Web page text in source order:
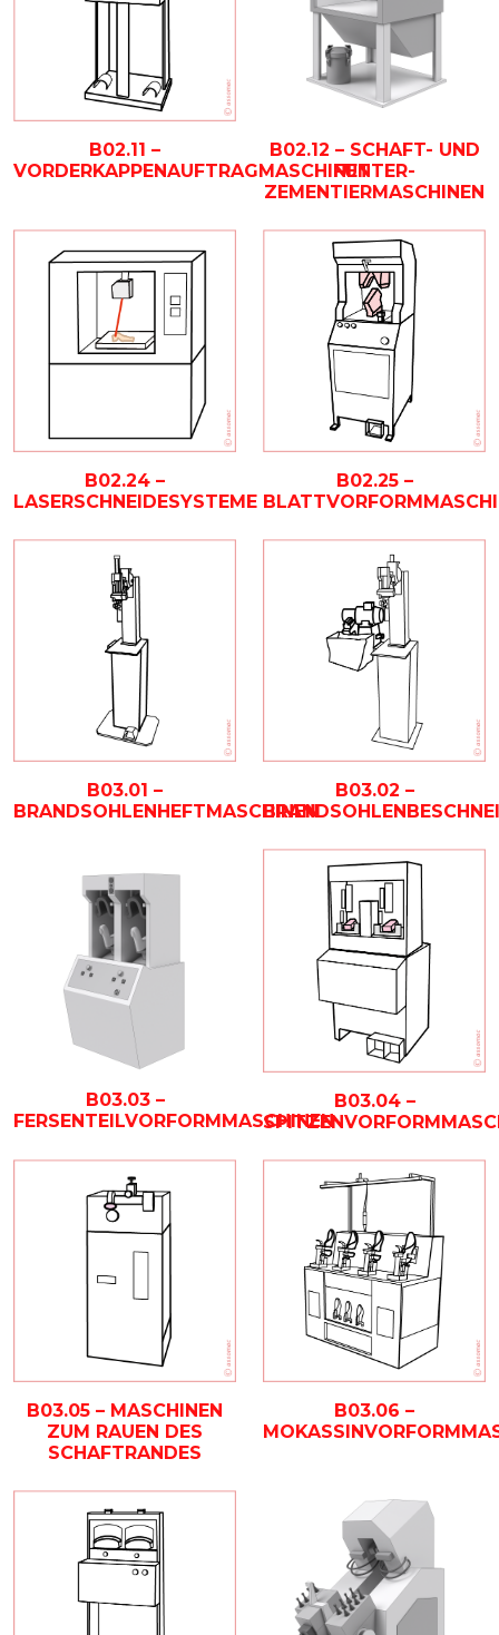
B02.11 –
VORDERKAPPENAUFTRAGMASCHINEN
B02.12 – SCHAFT- UND
FUTTER-
ZEMENTIERMASCHINEN
B02.24 –
LASERSCHNEIDESYSTEME
B02.25 –
B03.01 –
BRANDSOHLENHEFTMASCHINEN
B03.02 –
B03.03 –
FERSENTEILVORFORMMASCHINEN
B03.04 –
B03.05 – MASCHINEN
ZUM RAUEN DES
SCHAFTRANDES
B03.06 –